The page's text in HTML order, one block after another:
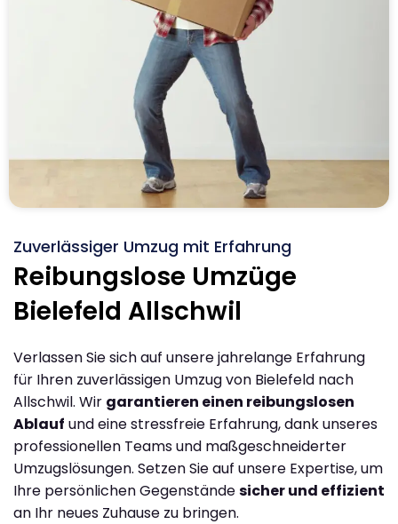
Zuverlässiger Umzug mit Erfahrung
Reibungslose Umzüge
Bielefeld Allschwil
Verlassen Sie sich auf unsere jahrelange Erfahrung
für Ihren zuverlässigen Umzug von Bielefeld nach
Allschwil. Wir garantieren einen reibungslosen
Ablauf und eine stressfreie Erfahrung, dank unseres
professionellen Teams und maßgeschneiderter
Umzugslösungen. Setzen Sie auf unsere Expertise, um
Ihre persönlichen Gegenständesicher und effizient
an Ihr neues Zuhause zu bringen.